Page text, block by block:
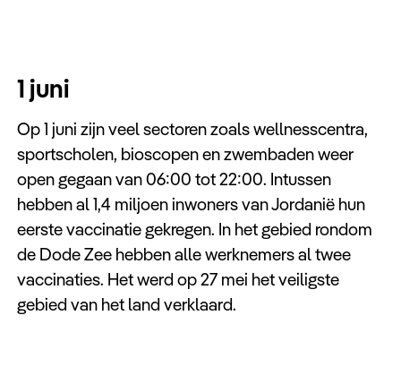
1 juni
Op 1 juni zijn veel sectoren zoals wellnesscentra,
sportscholen, bioscopen en zwembaden weer
open gegaan van 06:00 tot 22:00. Intussen
hebben al 1,4 miljoen inwoners van Jordanië hun
eerste vaccinatie gekregen. In het gebied rondom
de Dode Zee hebben alle werknemers al twee
vaccinaties. Het werd op 27 mei het veiligste
gebied van het land verklaard.